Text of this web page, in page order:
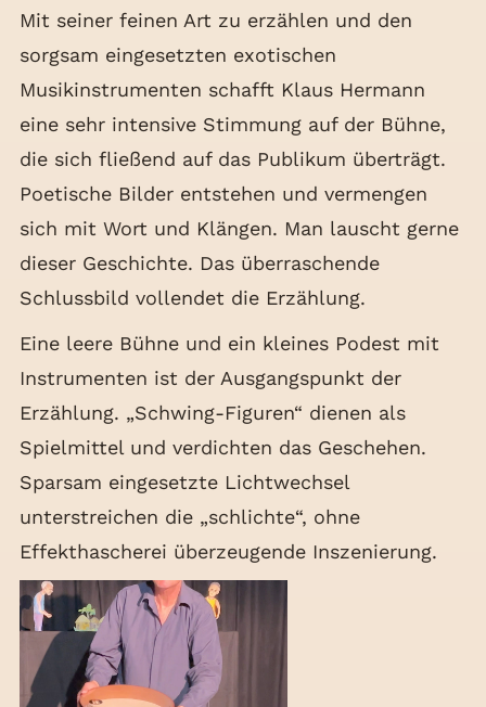
Mit seiner feinen Art zu erzählen und den
sorgsam eingesetzten exotischen
Musikinstrumenten schafft Klaus Hermann
eine sehr intensive Stimmung auf der Bühne,
die sich fließend auf das Publikum überträgt.
Poetische Bilder entstehen und vermengen
sich mit Wort und Klängen. Man lauscht gerne
dieser Geschichte. Das überraschende
Schlussbild vollendet die Erzählung.
Eine leere Bühne und ein kleines Podest mit
Instrumenten ist der Ausgangspunkt der
Erzählung. „Schwing-Figuren“ dienen als
Spielmittel und verdichten das Geschehen.
Sparsam eingesetzte Lichtwechsel
unterstreichen die „schlichte“, ohne
Effekthascherei überzeugende Inszenierung.